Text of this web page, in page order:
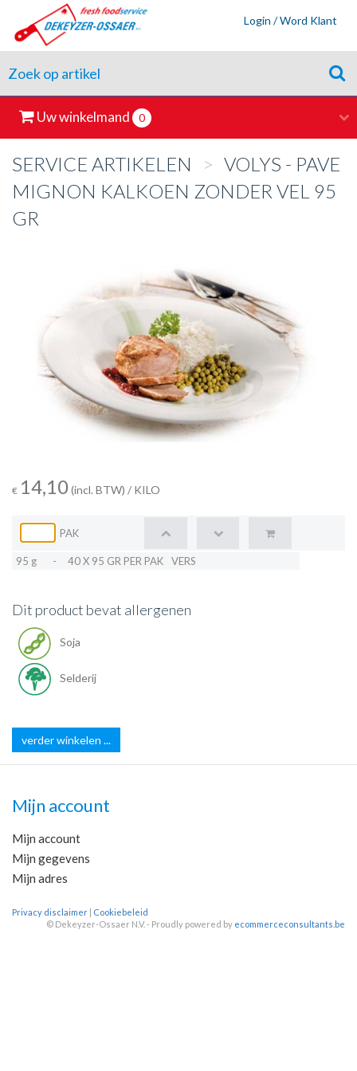
Login / Word Klant
Uw winkelmand 0
SERVICE ARTIKELEN > VOLYS - PAVE
MIGNON KALKOEN ZONDER VEL 95
GR
€ 14,10(incl. BTW) / KILO
PAK
95 g - 40 X 95 GR PER PAK VERS
Dit product bevat allergenen
Soja
Selderij
verder winkelen ...
Mijn account
Mijn account
Mijn gegevens
Mijn adres
Privacy disclaimer | Cookiebeleid
© Dekeyzer-Ossaer N.V. - Proudly powered by ecommerceconsultants.be